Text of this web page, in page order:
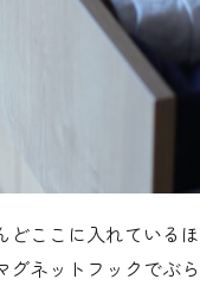
ここに入れている
ネットフックでぶら